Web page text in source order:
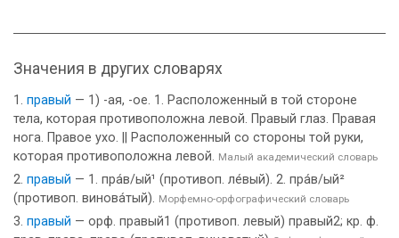
Значения в других словарях
правый — 1) -ая, -ое. 1. Расположенный в той стороне
тела, которая противоположна левой. Правый глаз. Правая
нога. Правое ухо. || Расположенный со стороны той руки,
которая противоположна левой. Малый академический словарь
правый — 1. пра́в/ый¹ (противоп. ле́вый). 2. пра́в/ый²
(противоп. винова́тый). Морфемно-орфографический словарь
правый — орф. правый1 (противоп. левый) правый2; кр. ф.